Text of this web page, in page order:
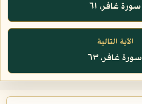
سورة غافر، ٦١
الآية التالية
سورة غافر، ٦٣